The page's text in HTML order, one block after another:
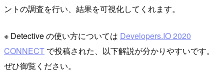
ントの調査を行い、結果を可視化してくれます。
※ Detective の使い方については Developers.IO 2020
CONNECT で投稿された、以下解説が分かりやすいです。
ぜひ御覧ください。